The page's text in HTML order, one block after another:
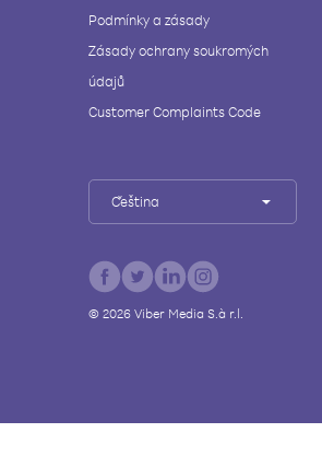
Podmínky a zásady
Zásady ochrany soukromých
údajů
Customer Complaints Code
Čeština
© 2026Viber Media S.à r.l.